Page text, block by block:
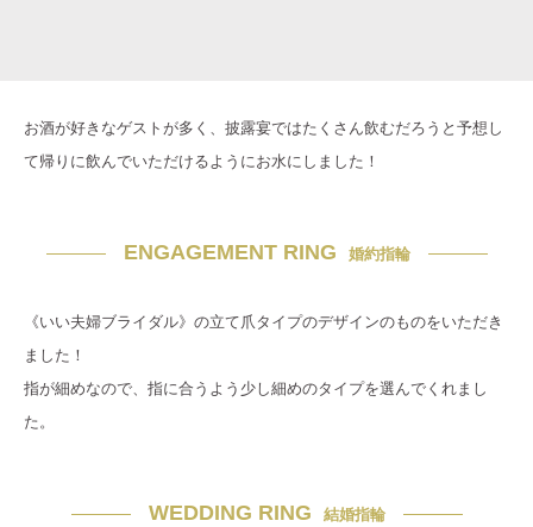
お酒が好きなゲストが多く、披露宴ではたくさん飲むだろうと予想し
て帰りに飲んでいただけるようにお水にしました！
ENGAGEMENT RING 婚約指輪
《いい夫婦ブライダル》の立て爪タイプのデザインのものをいただき
ました！
指が細めなので、指に合うよう少し細めのタイプを選んでくれまし
た。
WEDDING RING 結婚指輪